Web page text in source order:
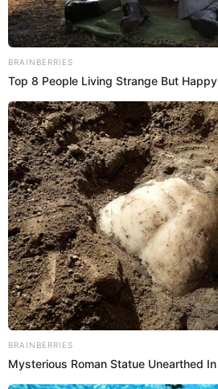
25 Ene 2025 | 19:30 h